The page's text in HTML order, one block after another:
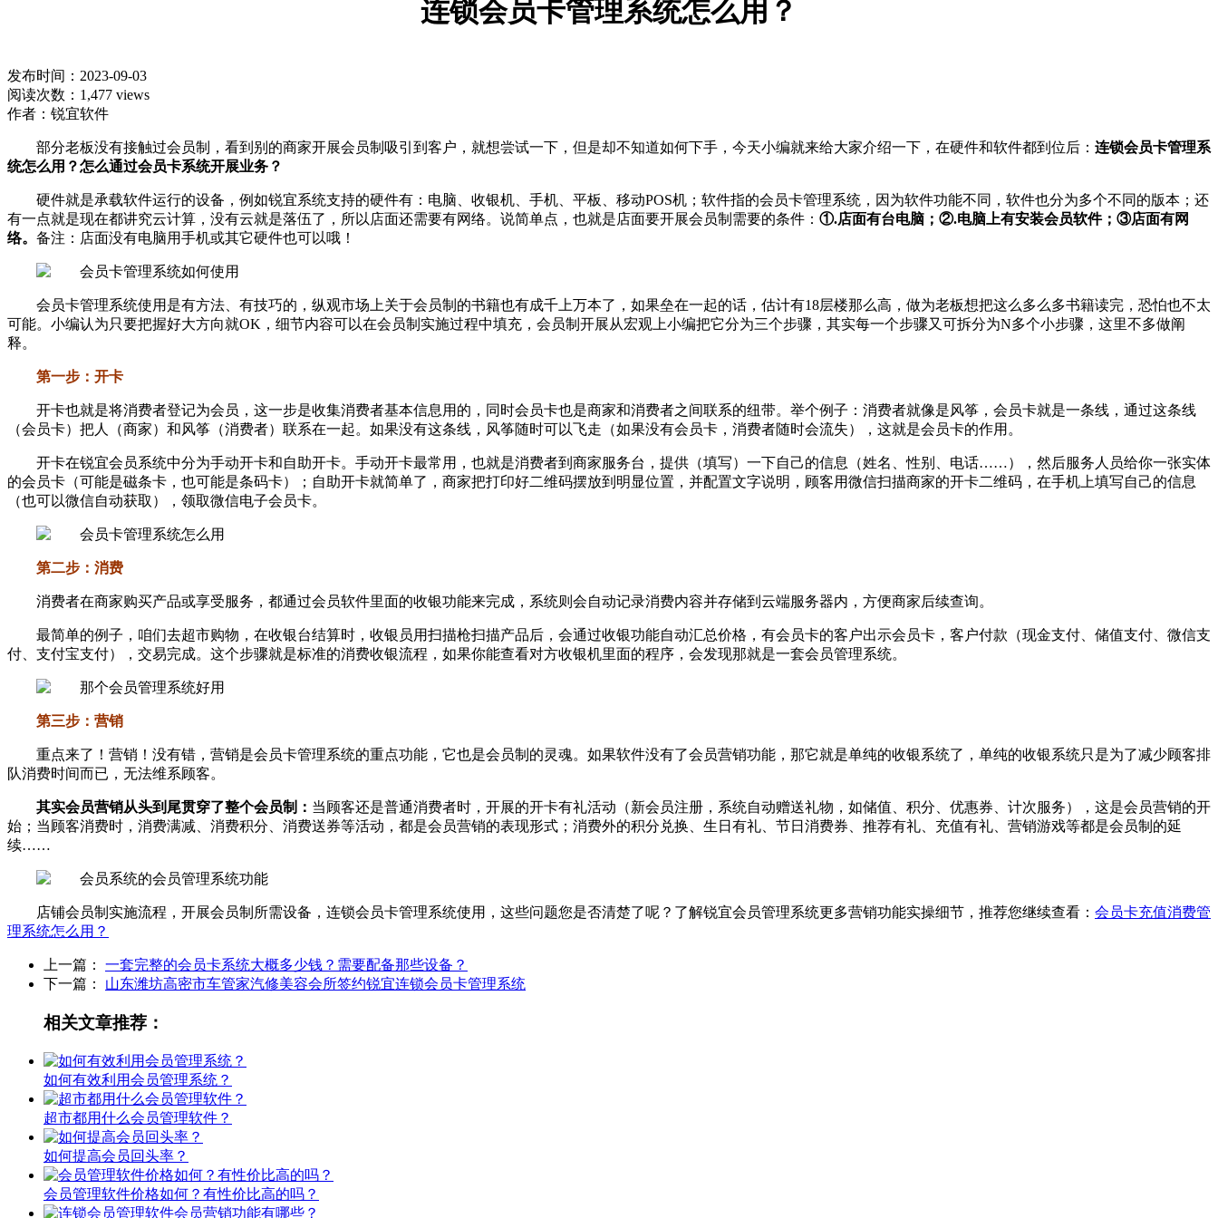
连锁会员卡管理系统怎么用？
发布时间：2023-09-03
阅读次数：1,477 views
作者：锐宜软件
部分老板没有接触过会员制，看到别的商家开展会员制吸引到客户，就想尝试一下，但是却不知道如何下手，今天小编就来给大家介绍一下，在硬件和软件都到位后： 连锁会员卡管理系
统怎么用？怎么通过会员卡系统开展业务？
硬件就是承载软件运行的设备，例如锐宜系统支持的硬件有：电脑、收银机、手机、平板、移动POS机；软件指的会员卡管理系统，因为软件功能不同，软件也分为多个不同的版本；还
有一点就是现在都讲究云计算，没有云就是落伍了，所以店面还需要有网络。说简单点，也就是店面要开展会员制需要的条件： ①.店面有台电脑；②.电脑上有安装会员软件；③店面有网
络。 备注：店面没有电脑用手机或其它硬件也可以哦！
会员卡管理系统使用是有方法、有技巧的，纵观市场上关于会员制的书籍也有成千上万本了，如果垒在一起的话，估计有18层楼那么高，做为老板想把这么多么多书籍读完，恐怕也不太
可能。小编认为只要把握好大方向就OK，细节内容可以在会员制实施过程中填充，会员制开展从宏观上小编把它分为三个步骤，其实每一个步骤又可拆分为N多个小步骤，这里不多做阐
释。
第一步：开卡
开卡也就是将消费者登记为会员，这一步是收集消费者基本信息用的，同时会员卡也是商家和消费者之间联系的纽带。举个例子：消费者就像是风筝，会员卡就是一条线，通过这条线
（会员卡）把人（商家）和风筝（消费者）联系在一起。如果没有这条线，风筝随时可以飞走（如果没有会员卡，消费者随时会流失），这就是会员卡的作用。
开卡在锐宜会员系统中分为手动开卡和自助开卡。手动开卡最常用，也就是消费者到商家服务台，提供（填写）一下自己的信息（姓名、性别、电话……），然后服务人员给你一张实体
的会员卡（可能是磁条卡，也可能是条码卡）；自助开卡就简单了，商家把打印好二维码摆放到明显位置，并配置文字说明，顾客用微信扫描商家的开卡二维码，在手机上填写自己的信息
（也可以微信自动获取），领取微信电子会员卡。
第二步：消费
消费者在商家购买产品或享受服务，都通过会员软件里面的收银功能来完成，系统则会自动记录消费内容并存储到云端服务器内，方便商家后续查询。
最简单的例子，咱们去超市购物，在收银台结算时，收银员用扫描枪扫描产品后，会通过收银功能自动汇总价格，有会员卡的客户出示会员卡，客户付款（现金支付、储值支付、微信支
付、支付宝支付），交易完成。这个步骤就是标准的消费收银流程，如果你能查看对方收银机里面的程序，会发现那就是一套会员管理系统。
第三步：营销
重点来了！营销！没有错，营销是会员卡管理系统的重点功能，它也是会员制的灵魂。如果软件没有了会员营销功能，那它就是单纯的收银系统了，单纯的收银系统只是为了减少顾客排
队消费时间而已，无法维系顾客。
其实会员营销从头到尾贯穿了整个会员制： 当顾客还是普通消费者时，开展的开卡有礼活动（新会员注册，系统自动赠送礼物，如储值、积分、优惠券、计次服务），这是会员营销的开
始；当顾客消费时，消费满减、消费积分、消费送券等活动，都是会员营销的表现形式；消费外的积分兑换、生日有礼、节日消费券、推荐有礼、充值有礼、营销游戏等都是会员制的延
续……
店铺会员制实施流程，开展会员制所需设备，连锁会员卡管理系统使用，这些问题您是否清楚了呢？了解锐宜会员管理系统更多营销功能实操细节，推荐您继续查看： 会员卡充值消费管
理系统怎么用？
上一篇： 一套完整的会员卡系统大概多少钱？需要配备那些设备？
下一篇： 山东潍坊高密市车管家汽修美容会所签约锐宜连锁会员卡管理系统
相关文章推荐：
如何有效利用会员管理系统？
超市都用什么会员管理软件？
如何提高会员回头率？
会员管理软件价格如何？有性价比高的吗？